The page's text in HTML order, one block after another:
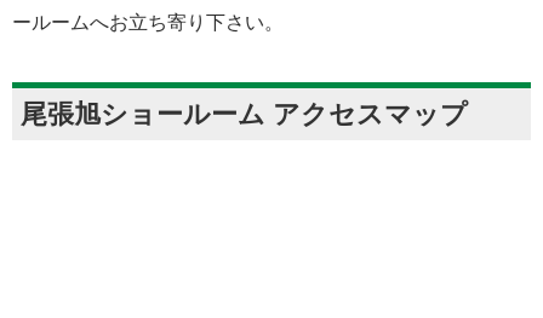
ールームへお立ち寄り下さい。
尾張旭ショールーム アクセスマップ